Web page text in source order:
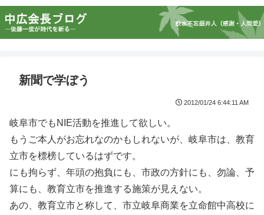
新聞で学ぼう
2012/01/24 6:44:11 AM
岐阜市でもNIE活動を推進して欲しい。
もうご本人がお忘れなのかもしれないが、岐阜市は、教育
立市を標榜しているはずです。
にも拘らず、年頭の抱負にも、市政の方針にも、勿論、予
算にも、教育立市を推進する施策が見えない。
あの、教育立市と称して、市立岐阜商業を立命館中高校に